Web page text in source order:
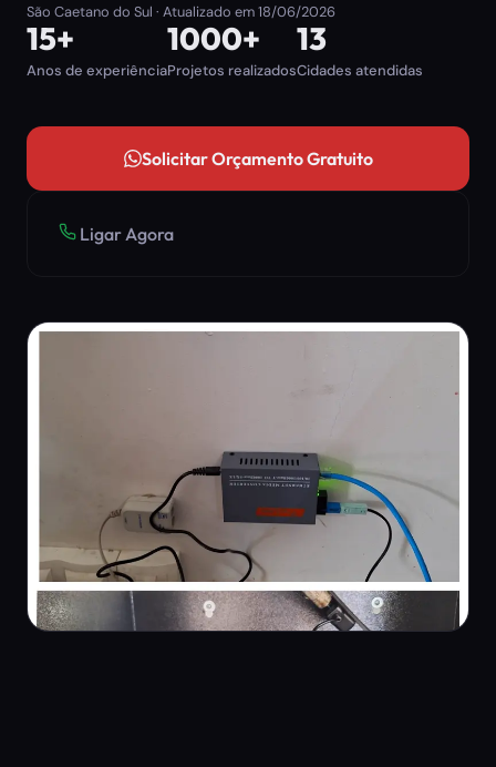
São Caetano do Sul · Atualizado em18/06/2026
15+
Anos de experiência
1000+
Projetos realizados
13
Cidades atendidas
Solicitar Orçamento Gratuito
Ligar Agora